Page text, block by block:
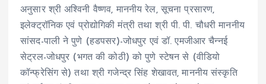
अनुसार श्री अश्विनी वैष्णव, माननीय रेल, सूचना प्रसारण,
इलेक्ट्रॉनिक एवं प्रोद्योगिकी मंत्री तथा श्री पी. पी. चौधरी माननीय
सांसद-पाली ने पुणे (हडपसर)-जोधपुर एवं डॉ. एमजीआर चैन्नई
सेट्रल-जोधपुर (भगत की कोठी) को पुणे स्टेषन से (वीडियो
कॉन्फ्रेसिंग से) तथा श्री गजेन्द्र सिंह शेखावत, माननीय संस्कृति